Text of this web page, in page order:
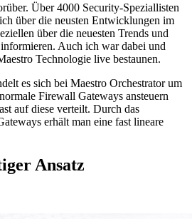
Über 4000 Security-Speziallisten
über die neusten Entwicklungen im
über die neuesten Trends und
Auch ich war dabei und
Technologie live bestaunen.
es sich bei Maestro Orchestrator um
Firewall Gateways ansteuern
auf diese verteilt. Durch das
erhält man eine fast lineare
Ansatz